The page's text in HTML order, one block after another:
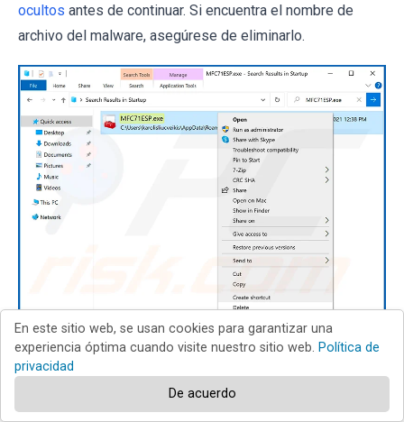
ocultos antes de continuar. Si encuentra el nombre de
archivo del malware, asegúrese de eliminarlo.
Reinicie el ordenador en modo normal. Al seguir estos
pasos se debería eliminar el malware de su ordenador.
En este sitio web, se usan cookies para garantizar una
experiencia óptima cuando visite nuestro sitio web. Política de
privacidad
De acuerdo